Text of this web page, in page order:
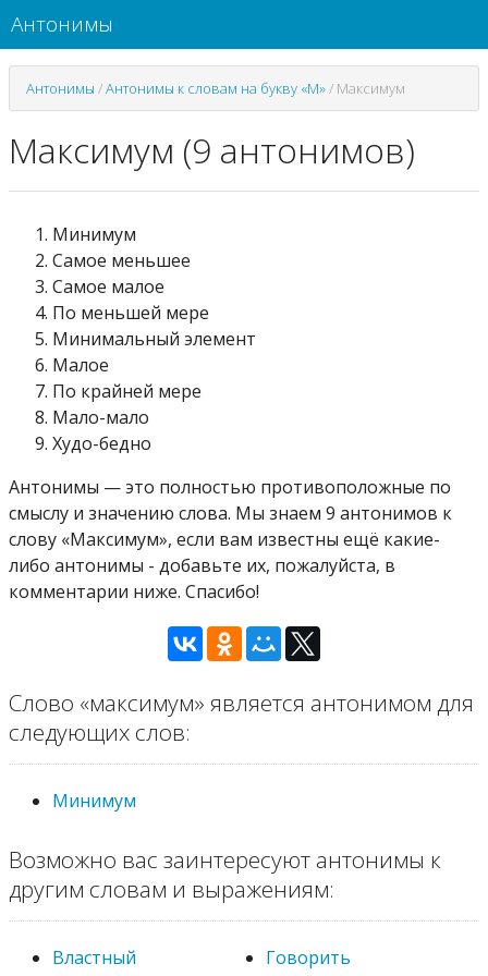
Антонимы
Антонимы /Антонимы к словам на букву «М»/ Максимум
Максимум (9 антонимов)
Минимум
Самое меньшее
Самое малое
По меньшей мере
Минимальный элемент
Малое
По крайней мере
Мало-мало
Худо-бедно
Антонимы — это полностью противоположные по
смыслу и значению слова. Мы знаем 9 антонимов к
слову «Максимум», если вам известны ещё какие-
либо антонимы - добавьте их, пожалуйста, в
комментарии ниже. Спасибо!
Слово «максимум» является антонимом для
следующих слов:
Минимум
Возможно вас заинтересуют антонимы к
другим словам и выражениям:
Властный Говорить